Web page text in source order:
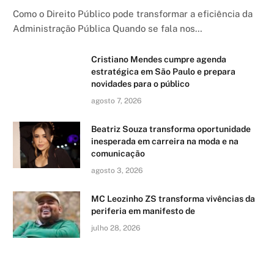
Como o Direito Público pode transformar a eficiência da
Administração Pública Quando se fala nos…
Cristiano Mendes cumpre agenda
estratégica em São Paulo e prepara
novidades para o público
agosto 7, 2026
Beatriz Souza transforma oportunidade
inesperada em carreira na moda e na
comunicação
agosto 3, 2026
MC Leozinho ZS transforma vivências da
periferia em manifesto de
julho 28, 2026